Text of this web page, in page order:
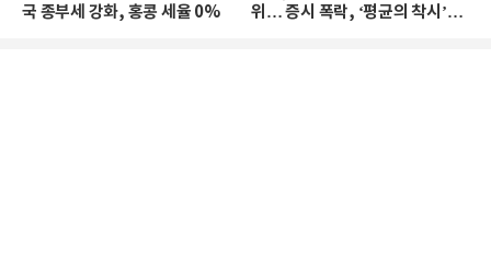
국 종부세 강화, 홍콩 세율 0%
위… 증시 폭락, ‘평균의 착시’와